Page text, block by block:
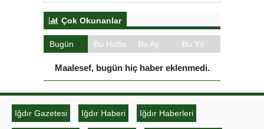
Çok Okunanlar
Bugün Bu Hafta Bu Ay Bu Yıl
Maalesef, bugün hiç haber eklenmedi.
Iğdır Gazetesi Iğdır Haberi Iğdır Haberleri